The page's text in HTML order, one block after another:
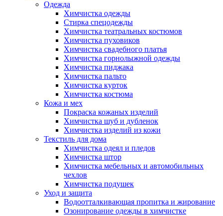
Одежда
Химчистка одежды
Стирка спецодежды
Химчистка театральных костюмов
Химчистка пуховиков
Химчистка свадебного платья
Химчистка горнолыжной одежды
Химчистка пиджака
Химчистка пальто
Химчистка курток
Химчистка костюма
Кожа и мех
Покраска кожаных изделий
Химчистка шуб и дубленок
Химчистка изделий из кожи
Текстиль для дома
Химчистка одеял и пледов
Химчистка штор
Химчистка мебельных и автомобильных
чехлов
Химчистка подушек
Уход и защита
Водоотталкивающая пропитка и жирование
Озонирование одежды в химчистке